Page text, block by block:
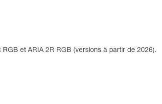
et ARIA 2R RGB (versions à partir de 2026).